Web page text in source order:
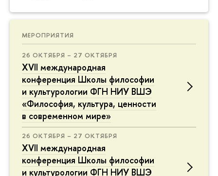
МЕРОПРИЯТИЯ
26 ОКТЯБРЯ – 27 ОКТЯБРЯ
XVII международная
конференция Школы философии
и культурологии ФГН НИУ ВШЭ
«Философия, культура, ценности
в современном мире»
26 ОКТЯБРЯ – 27 ОКТЯБРЯ
XVII международная
конференция Школы философии
и культурологии ФГН НИУ ВШЭ